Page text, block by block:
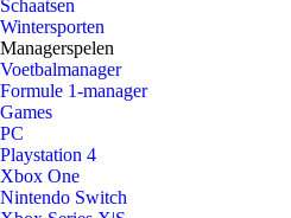
Schaatsen
Wintersporten
Managerspelen
Voetbalmanager
Formule 1-manager
Games
PC
Playstation 4
Xbox One
Nintendo Switch